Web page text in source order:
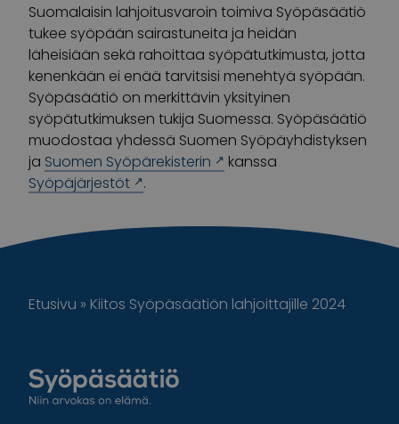
Suomalaisin lahjoitusvaroin toimiva Syöpäsäätiö
tukee syöpään sairastuneita ja heidän
läheisiään sekä rahoittaa syöpätutkimusta, jotta
kenenkään ei enää tarvitsisi menehtyä syöpään.
Syöpäsäätiö on merkittävin yksityinen
syöpätutkimuksen tukija Suomessa. Syöpäsäätiö
muodostaa yhdessä Suomen Syöpäyhdistyksen
ja Suomen Syöpärekisterin
kanssa
Syöpäjärjestöt
.
Etusivu » Kiitos Syöpäsäätiön lahjoittajille 2024